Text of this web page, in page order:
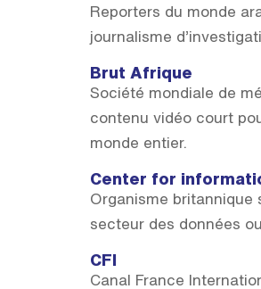
Reporters du monde
journalisme
Brut Afrique
Société mondiale de
contenu vidéo court
monde entier.
Center for
Organisme britannique
secteur des données
CFI
Canal France